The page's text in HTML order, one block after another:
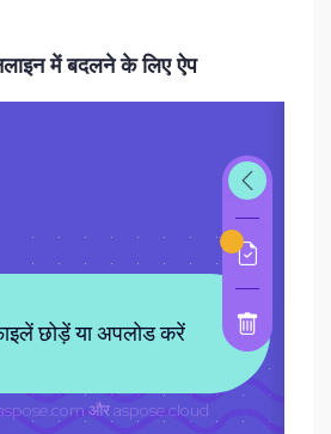
में बदलने के लिए ऐप